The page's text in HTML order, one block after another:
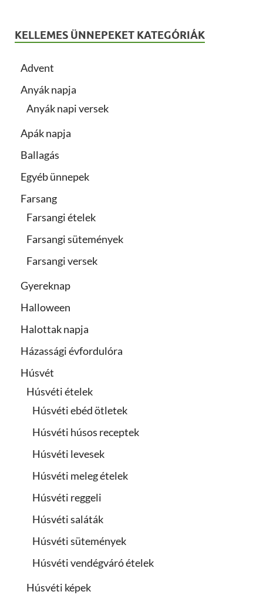
KELLEMES ÜNNEPEKET KATEGÓRIÁK
Advent
Anyák napja
Anyák napi versek
Apák napja
Ballagás
Egyéb ünnepek
Farsang
Farsangi ételek
Farsangi sütemények
Farsangi versek
Gyereknap
Halloween
Halottak napja
Házassági évfordulóra
Húsvét
Húsvéti ételek
Húsvéti ebéd ötletek
Húsvéti húsos receptek
Húsvéti levesek
Húsvéti meleg ételek
Húsvéti reggeli
Húsvéti saláták
Húsvéti sütemények
Húsvéti vendégváró ételek
Húsvéti képek